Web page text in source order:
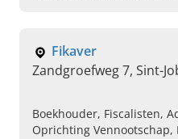
Fikaver
Zandgroefweg 7, Sint-
Boekhouder, Fiscalisten,
Oprichting Vennootschap,